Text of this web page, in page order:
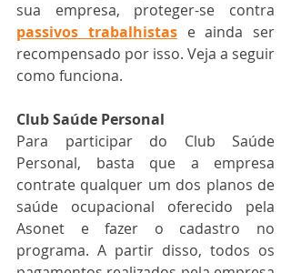
passivos trabalhistas e ainda ser
recompensado por isso. Veja a seguir
como funciona.
Club Saúde Personal
Para participar do Club Saúde
Personal, basta que a empresa
contrate qualquer um dos planos de
saúde ocupacional oferecido pela
Asonet e fazer o cadastro no
programa. A partir disso, todos os